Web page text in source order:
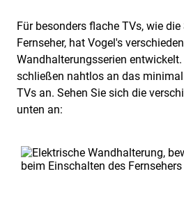
Für besonders flache TVs, wie die
Fernseher, hat Vogel's
Wandhalterungsserien
schließen nahtlos an das
TVs an. Sehen Sie sich die
unten an:
Slide 1 of 3